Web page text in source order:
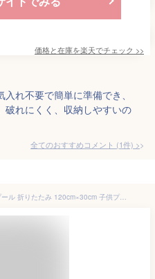
価格と在庫を楽天でチェック >>
れ不要で簡単に準備でき、
破れにくく、収納しやすいの
全てのおすすめコメント (1件) >
折りたたみプール 空気入れ不要 プール 折りたたみ 120cm×30cm 子供プール ボールプール ビニールプール ベビー用 収納便利 お風呂用 ペット 庭 犬猫 お家プール 暑さ対策 おしゃれ